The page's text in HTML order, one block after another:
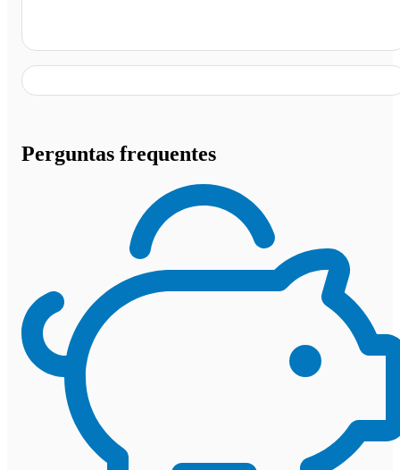
Perguntas frequentes